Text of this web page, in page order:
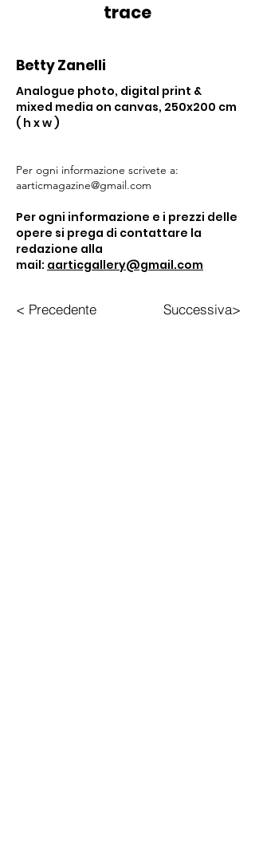
trace
Betty Zanelli
Analogue photo, digital print &
mixed media on canvas, 250x200 cm
( h x w )
Per ogni informazione scrivete a:
aarticmagazine@gmail.com
Per ogni informazione e i prezzi delle
opere si prega di contattare la
redazione alla
mail: aarticgallery@gmail.com
< Precedente Successiva>